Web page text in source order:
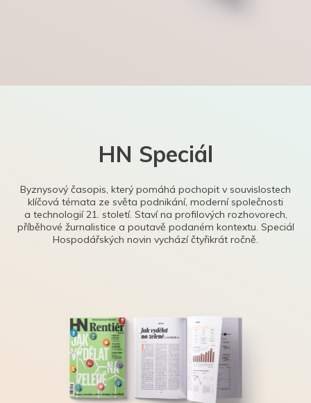
HN Speciál
Byznysový časopis, který pomáhá pochopit v souvislostech
klíčová témata ze světa podnikání, moderní společnosti
a technologií 21. století. Staví na profilových rozhovorech,
příběhové žurnalistice a poutavě podaném kontextu. Speciál
Hospodářských novin vychází čtyřikrát ročně.